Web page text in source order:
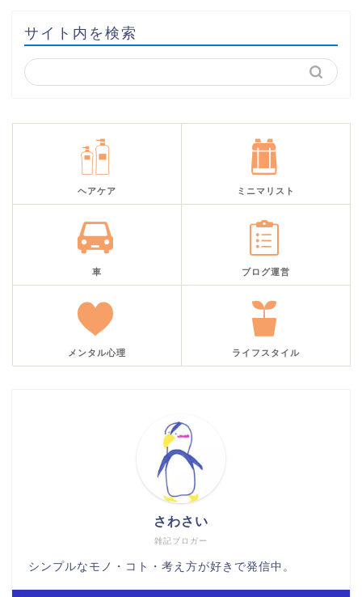
サイト内を検索
ヘアケア ミニマリスト
車 ブログ運営
メンタル心理 ライフスタイル
雑記ブロガー
さわさい
シンプルなモノ・コト・考え方が好きで発信中。